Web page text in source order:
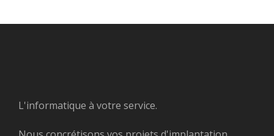
L'informatique à votre service.